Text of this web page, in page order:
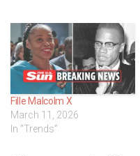
Fille Malcolm X
March 11, 2026
In "Trends"